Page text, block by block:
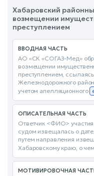
Хабаровский
возмещении
преступлением
ВВОДНАЯ ЧАСТЬ
АО «СК «СОГАЗ-Мед»
возмещении
преступлением,
Железнодорожного
учетом апелляционного
ОПИСАТЕЛЬНАЯ ЧАСТЬ
Ответчик <ФИО>
судом извещалась о
путем направления
Хабаровскому краю, о
МОТИВИРОВОЧНАЯ